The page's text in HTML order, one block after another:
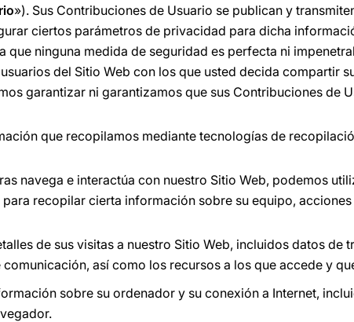
»). Sus Contribuciones de Usuario se publican y
ciertos parámetros de privacidad para dicha
que ninguna medida de seguridad es perfecta ni
del Sitio Web con los que usted decida compartir
garantizar ni garantizamos que sus Contribuciones de
que recopilamos mediante tecnologías de
navega e interactúa con nuestro Sitio Web, podemos
para recopilar cierta información sobre su equipo,
de sus visitas a nuestro Sitio Web, incluidos datos
comunicación, así como los recursos a los que accede y
sobre su ordenador y su conexión a Internet,